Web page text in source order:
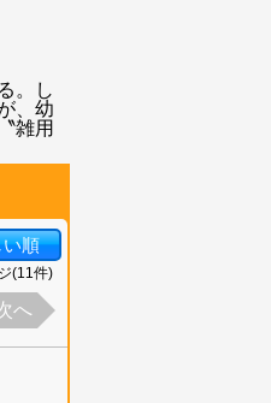
。し
、幼
雑用
順
(11件)
へ